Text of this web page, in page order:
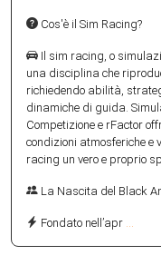
Cos'è il Sim Racing?
Il sim racing, o
una disciplina che
richiedendo abilità,
dinamiche di guida.
Competizione e rFactor
condizioni atmosferiche e
racing un vero e proprio
La Nascita del Black
Fondato nell’apr